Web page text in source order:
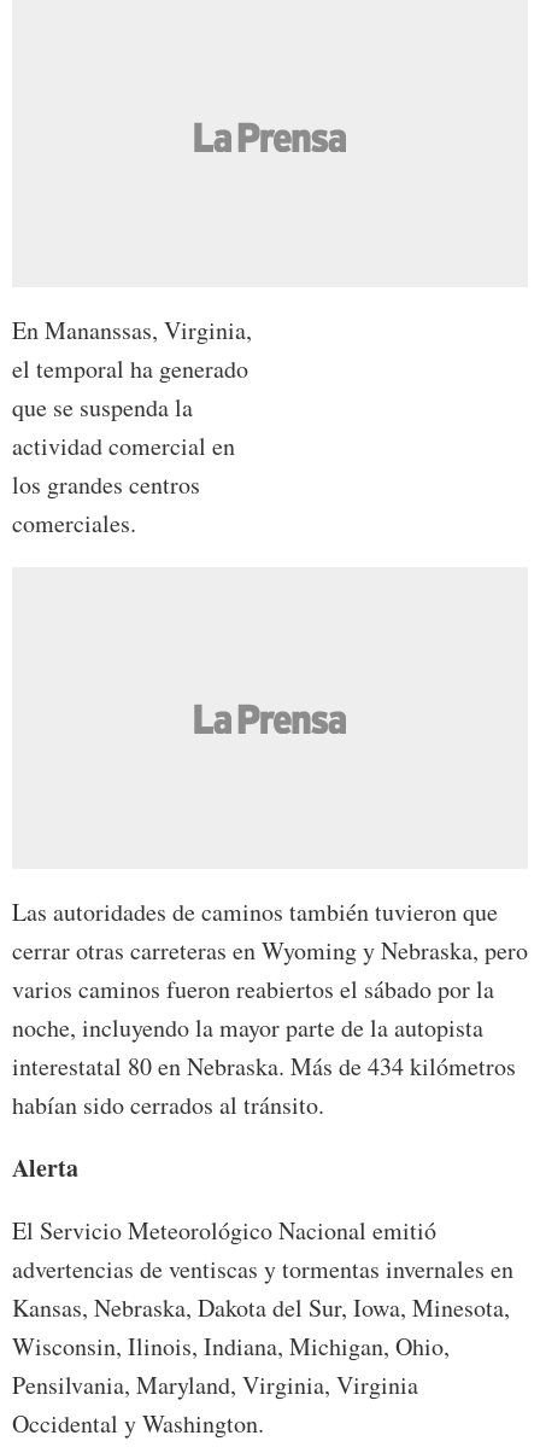
En Mananssas, Virginia,
el temporal ha generado
que se suspenda la
actividad comercial en
los grandes centros
comerciales.
Las autoridades de caminos también tuvieron que
cerrar otras carreteras en Wyoming y Nebraska, pero
varios caminos fueron reabiertos el sábado por la
noche, incluyendo la mayor parte de la autopista
interestatal 80 en Nebraska. Más de 434 kilómetros
habían sido cerrados al tránsito.
Alerta
El Servicio Meteorológico Nacional emitió
advertencias de ventiscas y tormentas invernales en
Kansas, Nebraska, Dakota del Sur, Iowa, Minesota,
Wisconsin, Ilinois, Indiana, Michigan, Ohio,
Pensilvania, Maryland, Virginia, Virginia
Occidental y Washington.